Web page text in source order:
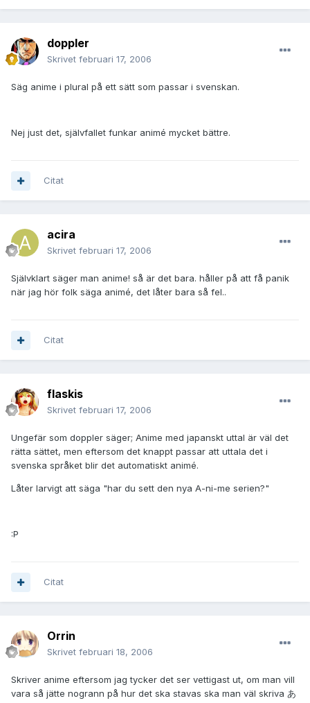
doppler
Skrivet februari 17, 2006
Säg anime i plural på ett sätt som passar i svenskan.
Nej just det, självfallet funkar animé mycket bättre.
Citat
acira
Skrivet februari 17, 2006
Självklart säger man anime! så är det bara. håller på att få panik
när jag hör folk säga animé, det låter bara så fel..
Citat
flaskis
Skrivet februari 17, 2006
Ungefär som doppler säger; Anime med japanskt uttal är väl det
rätta sättet, men eftersom det knappt passar att uttala det i
svenska språket blir det automatiskt animé.
Låter larvigt att säga "har du sett den nya A-ni-me serien?"
:P
Citat
Orrin
Skrivet februari 18, 2006
Skriver anime eftersom jag tycker det ser vettigast ut, om man vill
vara så jätte nogrann på hur det ska stavas ska man väl skriva あ